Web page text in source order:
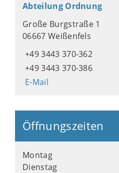
Abteilung Ordnung
Große Burgstraße 1
06667 Weißenfels
+49 3443 370-362
+49 3443 370-386
E-Mail
Öffnungszeiten
Montag
Dienstag